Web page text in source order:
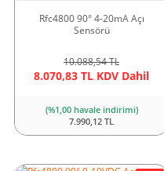
Rfc4800 90° 4-20mA Açı
Sensörü
10.088,54 TL
8.070,83 TL KDV Dahil
(%1,00 havale indirimi)
7.990,12 TL